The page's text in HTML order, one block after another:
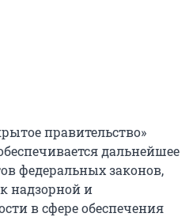
правительство»
дальнейшее
федеральных законов,
надзорной и
в сфере обеспечения